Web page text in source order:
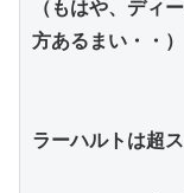
（もはや、ディ
方あるまい・・）
ラーハルトは超